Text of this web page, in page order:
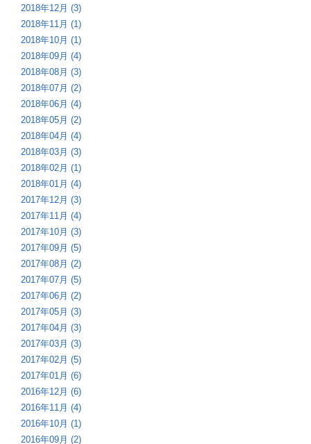
2018年12月 (3)
2018年11月 (1)
2018年10月 (1)
2018年09月 (4)
2018年08月 (3)
2018年07月 (2)
2018年06月 (4)
2018年05月 (2)
2018年04月 (4)
2018年03月 (3)
2018年02月 (1)
2018年01月 (4)
2017年12月 (3)
2017年11月 (4)
2017年10月 (3)
2017年09月 (5)
2017年08月 (2)
2017年07月 (5)
2017年06月 (2)
2017年05月 (3)
2017年04月 (3)
2017年03月 (3)
2017年02月 (5)
2017年01月 (6)
2016年12月 (6)
2016年11月 (4)
2016年10月 (1)
2016年09月 (2)